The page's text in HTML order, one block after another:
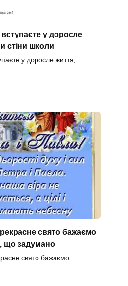
у доросле
стіни школи
у доросле життя,
свято бажаємо
що задумано
свято бажаємо